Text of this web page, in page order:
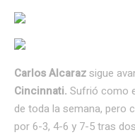
Carlos Alcarazsigue
Cincinnati. Sufrió como
de toda la semana, pero
por 6-3, 4-6 y 7-5 tras